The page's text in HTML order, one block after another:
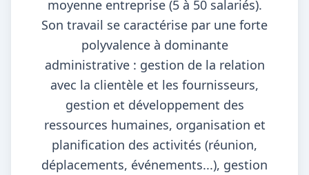
moyenne entreprise (5 à 50 salariés).
Son travail se caractérise par une forte
polyvalence à dominante
administrative : gestion de la relation
avec la clientèle et les fournisseurs,
gestion et développement des
ressources humaines, organisation et
planification des activités (réunion,
déplacements, événements...), gestion